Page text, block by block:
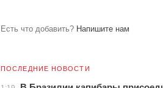
Есть что добавить? Напишите нам
ПОСЛЕДНИЕ НОВОСТИ